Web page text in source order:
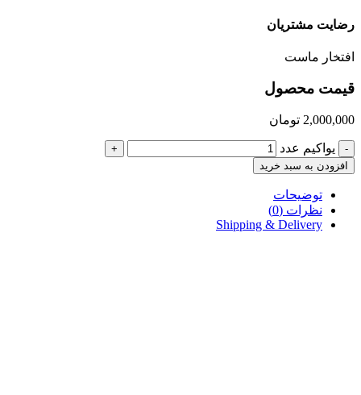
رضایت مشتریان
افتخار ماست
قیمت محصول
2,000,000 تومان
- یواکیم عدد
+
افزودن به سبد خرید
توضیحات
نظرات (0)
Shipping & Delivery